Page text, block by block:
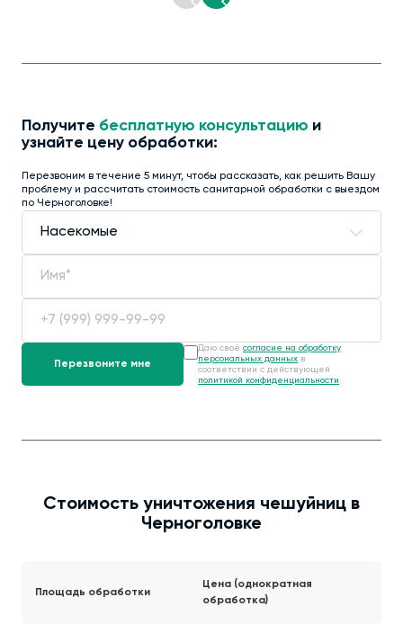
Получите бесплатную консультацию и
узнайте цену обработки:
Перезвоним в течение 5 минут, чтобы рассказать, как решить Вашу
проблему и рассчитать стоимость санитарной обработки с выездом
по Черноголовке!
Даю своё согласие на обработку
персональных данных в
соответствии с действующей
политикой конфиденциальности .
Стоимость уничтожения чешуйниц в
Черноголовке
Площадь обработки
Цена (однократная
обработка)